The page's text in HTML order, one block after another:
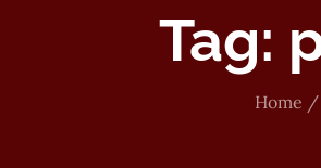
Tag:
Home